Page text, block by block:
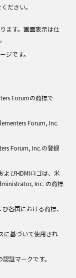
ださい。
ます。画面表示は仕
ジです。
Forumの商標で
Forum, Inc.
Forum, Inc.の登録
びHDMIロゴは、米
Inc. の商標
各国における商標、
に基づいて使用され
証マークです。